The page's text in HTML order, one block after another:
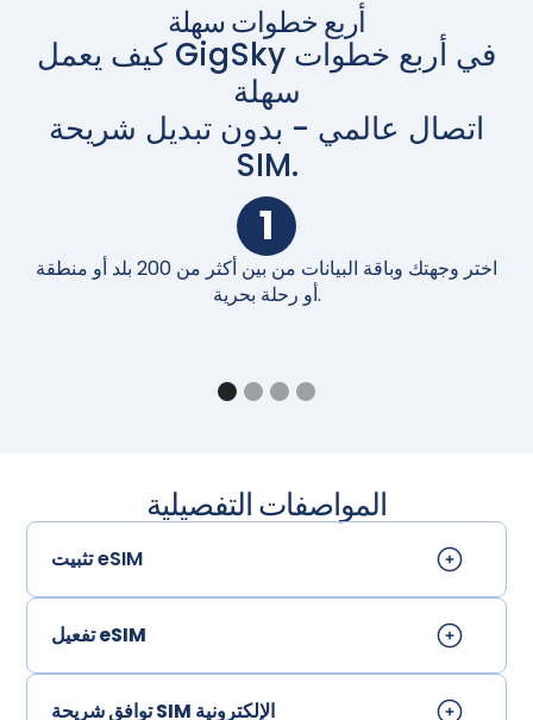
أربع خطوات سهلة
كيف يعمل GigSky في أربع خطوات
سهلة
اتصال عالمي - بدون تبديل شريحة
SIM.
1
اختر وجهتك وباقة البيانات من بين أكثر من 200 بلد أو منطقة
أو رحلة بحرية.
المواصفات التفصيلية
تثبيت eSIM
تفعيل eSIM
توافق شريحة SIM الإلكترونية